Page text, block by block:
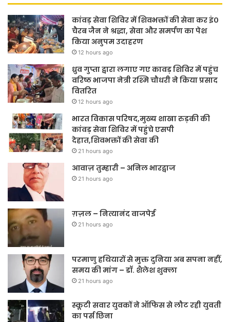
कांवड़ सेवा शिविर में शिवभक्तों की सेवा कर इं०
चैरब जैन ने श्रद्धा, सेवा और समर्पण का पेश
किया अनुपम उदाहरण
12 hours ago
ध्रुव गुप्ता द्वारा लगाए गए कावड़ शिविर में पहुंच
वरिष्ठ भाजपा नेत्री रश्मि चौधरी ने किया प्रसाद
वितरित
12 hours ago
भारत विकास परिषद,मुख्य शाखा रुड़की की
कांवड़ सेवा शिविर में पहुंचे एसपी
देहात,शिवभक्तों की सेवा की
21 hours ago
आवाज़ तुम्हारी – अनिल भारद्वाज
21 hours ago
ग़ज़ल – नित्यानंद वाजपेई
21 hours ago
परमाणु हथियारों से मुक्त दुनिया अब सपना नहीं,
समय की मांग – डॉ. शैलेश शुक्ला
21 hours ago
स्कूटी सवार युवकों ने ऑफिस से लौट रही युवती
का पर्स छिना